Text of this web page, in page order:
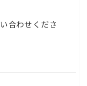
合わせくださ